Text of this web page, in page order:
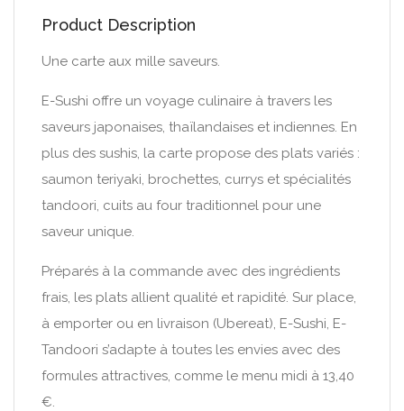
Product Description
Une carte aux mille saveurs.
E-Sushi offre un voyage culinaire à travers les
saveurs japonaises, thaïlandaises et indiennes. En
plus des sushis, la carte propose des plats variés :
saumon teriyaki, brochettes, currys et spécialités
tandoori, cuits au four traditionnel pour une
saveur unique.
Préparés à la commande avec des ingrédients
frais, les plats allient qualité et rapidité. Sur place,
à emporter ou en livraison (Ubereat), E-Sushi, E-
Tandoori s’adapte à toutes les envies avec des
formules attractives, comme le menu midi à 13,40
€.